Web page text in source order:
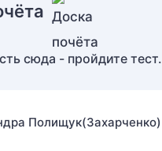
сюда - пройдите тест.
Полищук(Захарченко)